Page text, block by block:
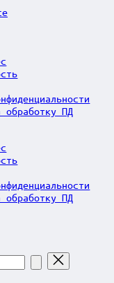
Индустрия
обработку ПД
обработку ПД